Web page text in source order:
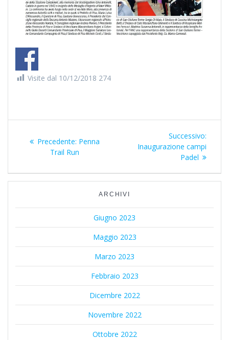
Visite dal 10/12/2018 274
Precedente: Articolo
Penna
Trail Run
Successivo:
Inaugurazione campi
Padel
ARCHIVI
Giugno 2023
Maggio 2023
Marzo 2023
Febbraio 2023
Dicembre 2022
Novembre 2022
Ottobre 2022